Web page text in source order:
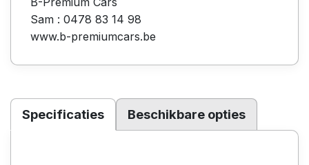
Sam : 0478 83 14 98
www.b-premiumcars.be
Specificaties Beschikbare opties